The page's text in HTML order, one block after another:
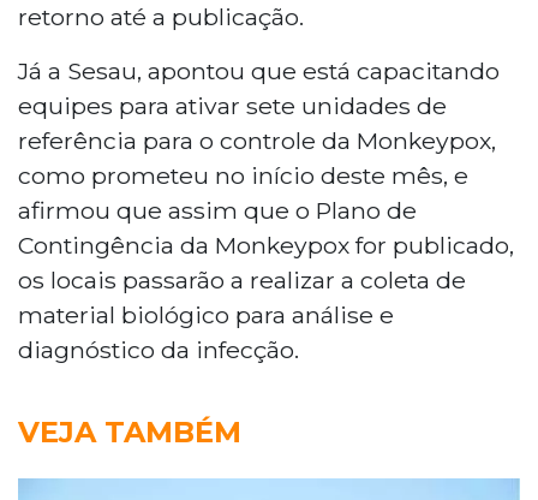
retorno até a publicação.
Já a Sesau, apontou que está capacitando
equipes para ativar sete unidades de
referência para o controle da Monkeypox,
como prometeu no início deste mês, e
afirmou que assim que o Plano de
Contingência da Monkeypox for publicado,
os locais passarão a realizar a coleta de
material biológico para análise e
diagnóstico da infecção.
VEJA TAMBÉM